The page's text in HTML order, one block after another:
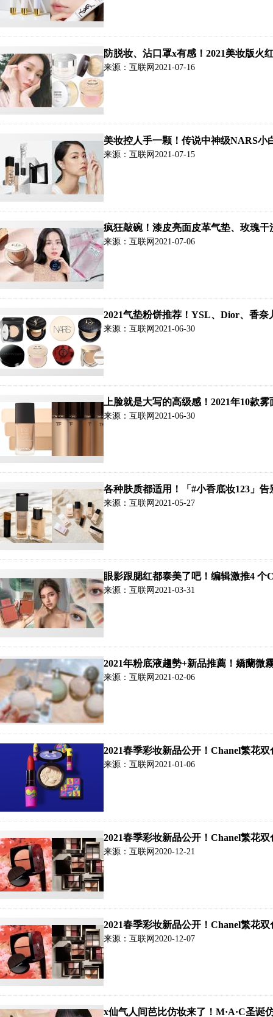
防脱妆、沾口罩x有感！2021美妆版火
来源：互联网 2021-07-16
美妆控人手一颗！传说中神级NARS
来源：互联网 2021-07-15
疯狂敲碗！漆皮亮面皮革气垫、玫瑰
来源：互联网 2021-07-06
2021气垫粉饼推荐！YSL、Dior、香
来源：互联网 2021-06-30
上脸就是大写的高级感！2021年10款
来源：互联网 2021-06-30
各种肤质都适用！「#小香底妆123」
来源：互联网 2021-05-27
眼影跟腮红都泰美了吧！编辑激推4
来源：互联网 2021-03-31
2021年粉底液趨勢+新品推薦！嬌蘭微
雪花秀小珍珠粉底…打造x美奶茶妝
来源：互联网 2021-02-06
2021春季彩妆新品公开！Chanel繁花
来源：互联网 2021-01-06
2021春季彩妆新品公开！Chanel繁花
来源：互联网 2020-12-21
2021春季彩妆新品公开！Chanel繁花
来源：互联网 2020-12-07
x仙气人间芭比仿妆来了！M·A·C圣诞